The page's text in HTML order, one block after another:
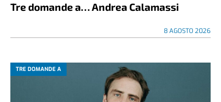
Tre domande a… Andrea Calamassi
8 AGOSTO 2026
TRE DOMANDE A